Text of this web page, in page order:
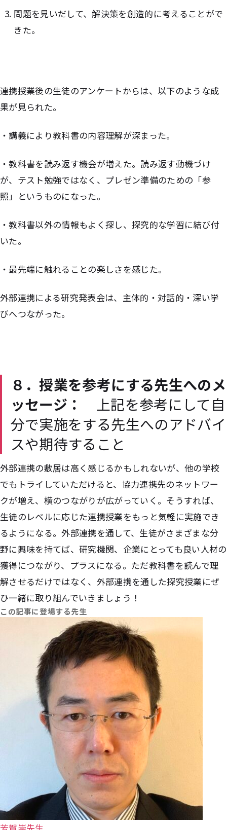
問題を見いだして、解決策を創造的に考えることがで
きた。
連携授業後の生徒のアンケートからは、以下のような成
果が見られた。
・講義により教科書の内容理解が深まった。
・教科書を読み返す機会が増えた。読み返す動機づけ
が、テスト勉強ではなく、プレゼン準備のための「参
照」というものになった。
・教科書以外の情報もよく探し、探究的な学習に結び付
いた。
・最先端に触れることの楽しさを感じた。
外部連携による研究発表会は、主体的・対話的・深い学
びへつながった。
８．授業を参考にする先生へのメ
ッセージ： 上記を参考にして自
分で実施をする先生へのアドバイ
スや期待すること
外部連携の敷居は高く感じるかもしれないが、他の学校
でもトライしていただけると、協力連携先のネットワー
クが増え、横のつながりが広がっていく。そうすれば、
生徒のレベルに応じた連携授業をもっと気軽に実施でき
るようになる。外部連携を通して、生徒がさまざまな分
野に興味を持てば、研究機関、企業にとっても良い人材の
獲得につながり、プラスになる。ただ教科書を読んで理
解させるだけではなく、外部連携を通した探究授業にぜ
ひ一緒に取り組んでいきましょう！
この記事に登場する先生